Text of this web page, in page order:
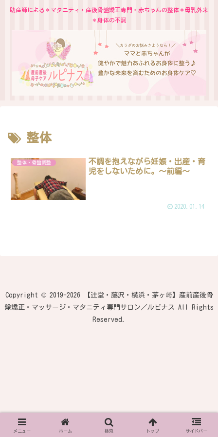
助産師による＊マタニティ・産後骨盤矯正専門・赤ちゃんの整体＊母乳外来
＊身体の不調
整体
整体・骨盤調整
不調を抱えながら妊娠・出産・育
児をしないために。〜前編〜
2020.01.14
Copyright © 2019-2026 【辻堂・藤沢・横浜・茅ヶ崎】産前産後骨
盤矯正・マッサージ・マタニティ専門サロン／ルピナス All Rights
Reserved.
メニュー ホーム 検索 トップ サイドバー